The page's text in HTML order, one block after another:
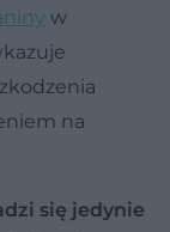
w
na
się jedynie